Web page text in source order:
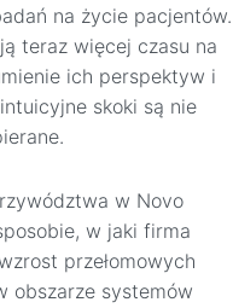
na życie pacjentów.
teraz więcej czasu na
ich perspektyw i
skoki są nie
w Novo
w jaki firma
przełomowych
obszarze systemów